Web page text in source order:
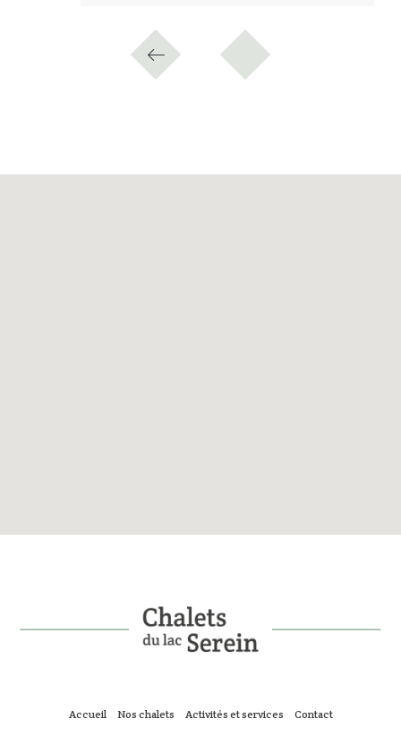
Accueil Nos chalets Activités et services Contact